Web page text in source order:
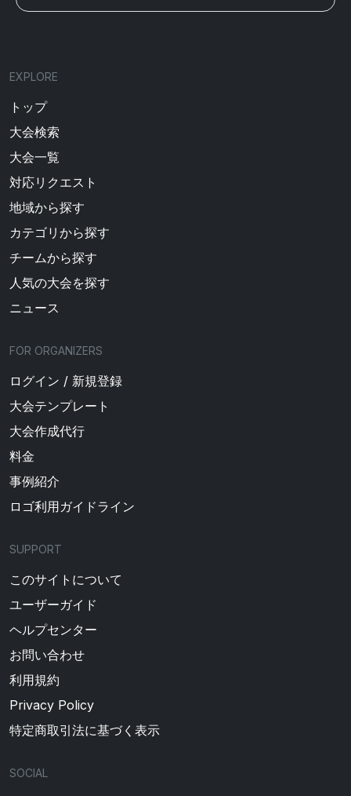
EXPLORE
トップ
大会検索
大会一覧
対応リクエスト
地域から探す
カテゴリから探す
チームから探す
人気の大会を探す
ニュース
FOR ORGANIZERS
ログイン / 新規登録
大会テンプレート
大会作成代行
料金
事例紹介
ロゴ利用ガイドライン
SUPPORT
このサイトについて
ユーザーガイド
ヘルプセンター
お問い合わせ
利用規約
Privacy Policy
特定商取引法に基づく表示
SOCIAL